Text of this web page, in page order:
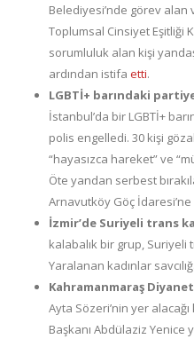
Belediyesi’nde görev alan
Toplumsal Cinsiyet Eşitliği
sorumluluk alan kişi
ardından istifa etti.
LGBTİ+ barındaki
İstanbul’da bir LGBTİ+
polis engelledi. 30 kişi
“hayasızca hareket” ve
Öte yandan serbest
Arnavutköy Göç İdaresi’ne
İzmir’de Suriyeli trans
kalabalık bir grup, Suriyeli
Yaralanan kadınlar
Kahramanmaraş
Ayta Sözeri’nin yer
Başkanı Abdülaziz Yenice